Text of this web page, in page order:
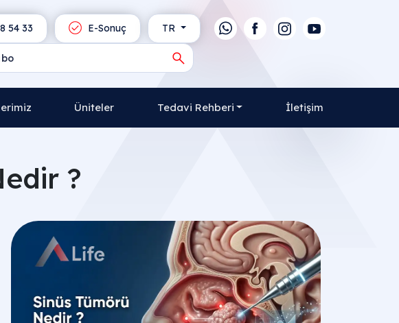
TR
E-Sonuç
54 33
Üniteler Tedavi Rehberi İletişim
?